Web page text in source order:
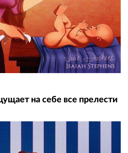
на себе все прелести